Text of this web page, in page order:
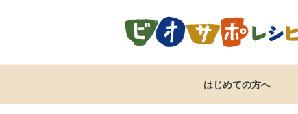
ここからサイト内共通メニューです。
サイト内共通メニューをスキップする
はじめての方へ